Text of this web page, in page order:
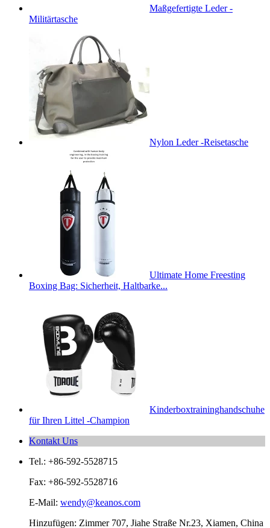
Maßgefertigte Leder -
Militärtasche
Nylon Leder -Reisetasche
Ultimate Home Freesting
Boxing Bag: Sicherheit, Haltbarke...
Kinderboxtraininghandschuhe
für Ihren Littel -Champion
Kontakt Uns
Tel.: +86-592-5528715
Fax: +86-592-5528716
E-Mail: wendy@keanos.com
Hinzufügen: Zimmer 707, Jiahe Straße Nr.23, Xiamen, China